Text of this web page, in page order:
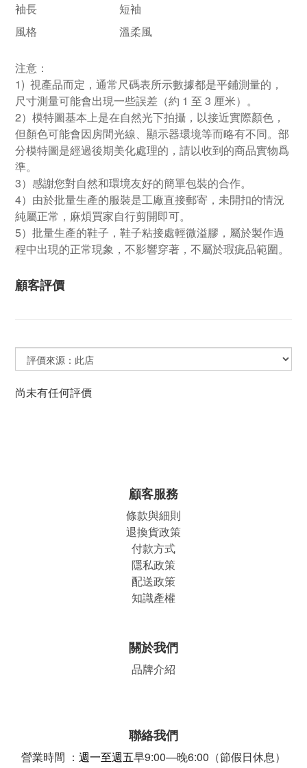
袖長
短袖
風格
溫柔風
注意：
1) 視產品而定，通常尺碼表所示數據都是平鋪測量的，
尺寸測量可能會出現一些誤差（約 1 至 3 厘米）。
2）模特圖基本上是在自然光下拍攝，以接近實際顏色，
但顏色可能會因房間光線、顯示器環境等而略有不同。部
分模特圖是經過後期美化處理的，請以收到的商品實物爲
準。
3）感謝您對自然和環境友好的簡單包裝的合作。
4）由於批量生產的服裝是工廠直接郵寄，未開扣的情況
純屬正常，麻煩買家自行剪開即可。
5）批量生產的鞋子，鞋子粘接處輕微溢膠，屬於製作過
程中出現的正常現象，不影響穿著，不屬於瑕疵品範圍。
顧客評價
尚未有任何評價
顧客服務
條款與細則
退換貨政策
付款方式
隱私政策
配送政策
知識產權
關於我們
品牌介紹
聯絡我們
營業時間 ： 週一至週五早9:00—晚6:00（節假日休息）